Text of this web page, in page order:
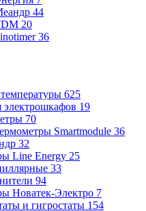
44
20
36
625
электрошкафов 19
70
Smartmodule 36
32
Line Energy 25
33
94
Новатек-Электро 7
и гигростаты 154